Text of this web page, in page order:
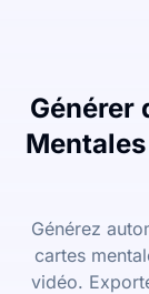
Générer
Générez
cartes
vidéo.